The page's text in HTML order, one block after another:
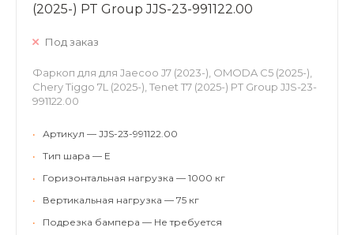
(2025-) PT Group JJS-23-991122.00
Под заказ
Фаркоп для для Jaecoo J7 (2023-), OMODA C5 (2025-),
Chery Tiggo 7L (2025-), Tenet T7 (2025-) PT Group JJS-23-
991122.00
•
Артикул — JJS-23-991122.00
•
Тип шара — E
•
Горизонтальная нагрузка — 1000 кг
•
Вертикальная нагрузка — 75 кг
•
Подрезка бампера — Не требуется